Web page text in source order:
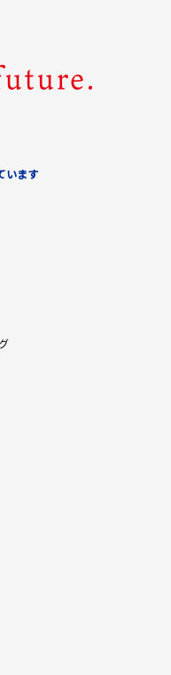
います